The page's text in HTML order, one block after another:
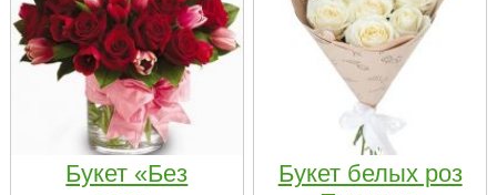
Букет «Без
Букет белых роз